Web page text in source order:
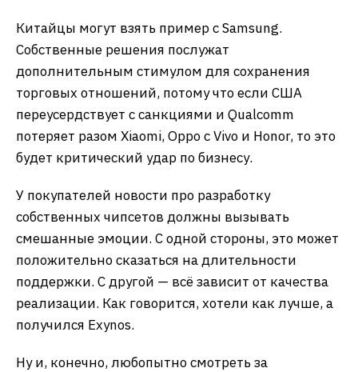
Китайцы могут взять пример с Samsung.
Собственные решения послужат
дополнительным стимулом для сохранения
торговых отношений, потому что если США
переусердствует с санкциями и Qualcomm
потеряет разом Xiaomi, Oppo с Vivo и Honor, то это
будет критический удар по бизнесу.
У покупателей новости про разработку
собственных чипсетов должны вызывать
смешанные эмоции. С одной стороны, это может
положительно сказаться на длительности
поддержки. С другой — всё зависит от качества
реализации. Как говорится, хотели как лучше, а
получился Exynos.
Ну и, конечно, любопытно смотреть за